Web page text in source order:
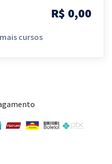
R$ 0,00
cursos